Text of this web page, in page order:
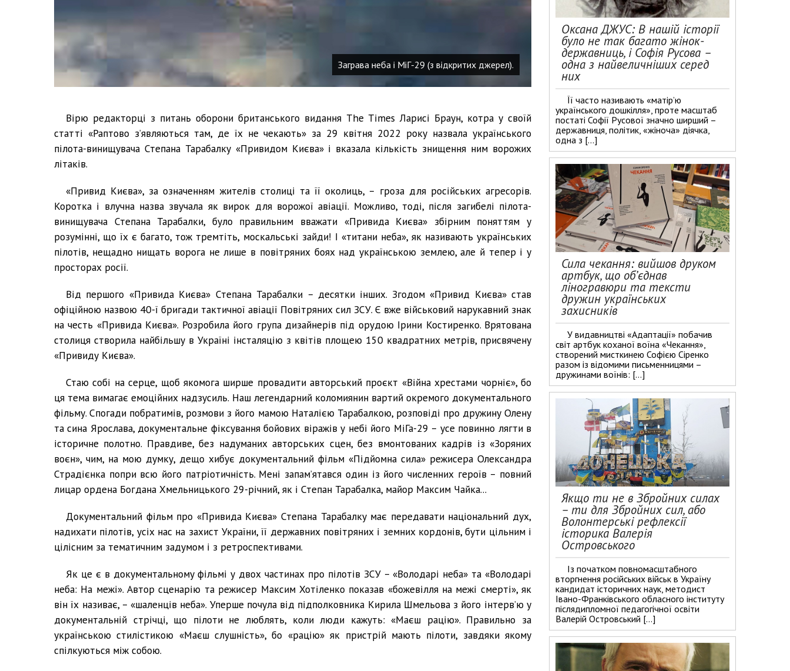
Заграва неба і МіГ-29 (з відкритих джерел).
Вірю редакторці з питань оборони британського видання The Times Ларисі Браун, котра у своїй
статті «Раптово з’являються там, де їх не чекають» за 29 квітня 2022 року назвала українського
пілота-винищувача Степана Тарабалку «Привидом Києва» і вказала кількість знищення ним ворожих
літаків.
«Привид Києва», за означенням жителів столиці та її околиць, – гроза для російських агресорів.
Коротка і влучна назва звучала як вирок для ворожої авіації. Можливо, тоді, після загибелі пілота-
винищувача Степана Тарабалки, було правильним вважати «Привида Києва» збірним поняттям у
розумінні, що їх є багато, тож тремтіть, москальські зайди! І «титани неба», як називають українських
пілотів, нещадно нищать ворога не лише в повітряних боях над українською землею, але й тепер і у
просторах росії.
Від першого «Привида Києва» Степана Тарабалки – десятки інших. Згодом «Привид Києва» став
офіційною назвою 40-ї бригади тактичної авіації Повітряних сил ЗСУ. Є вже військовий нарукавний знак
на честь «Привида Києва». Розробила його група дизайнерів під орудою Ірини Костиренко. Врятована
столиця створила найбільшу в Україні інсталяцію з квітів площею 150 квадратних метрів, присвячену
«Привиду Києва».
Стаю собі на серце, щоб якомога ширше провадити авторський проєкт «Війна хрестами чорніє», бо
ця тема вимагає емоційних надзусиль. Наш легендарний коломиянин вартий окремого документального
фільму. Спогади побратимів, розмови з його мамою Наталією Тарабалкою, розповіді про дружину Олену
та сина Ярослава, документальне фіксування бойових віражів у небі його МіГа-29 – усе повинно лягти в
історичне полотно. Правдиве, без надуманих авторських сцен, без вмонтованих кадрів із «Зоряних
воєн», чим, на мою думку, дещо хибує документальний фільм «Підйомна сила» режисера Олександра
Страдієнка попри всю його патріотичність. Мені запам’ятався один із його численних героїв – повний
лицар ордена Богдана Хмельницького 29-річний, як і Степан Тарабалка, майор Максим Чайка...
Документальний фільм про «Привида Києва» Степана Тарабалку має передавати національний дух,
надихати пілотів, усіх нас на захист України, її державних повітряних і земних кордонів, бути цільним і
цілісним за тематичним задумом і з ретроспективами.
Як це є в документальному фільмі у двох частинах про пілотів ЗСУ – «Володарі неба» та «Володарі
неба: На межі». Автор сценарію та режисер Максим Хотіленко показав «божевілля на межі смерті», як
він їх називає, – «шаленців неба». Уперше почула від підполковника Кирила Шмельова з його інтерв’ю у
документальній стрічці, що пілоти не люблять, коли люди кажуть: «Маєш рацію». Правильно за
українською стилістикою «Маєш слушність», бо «рацію» як пристрій мають пілоти, завдяки якому
спілкуються між собою.
Оксана ДЖУС: В нашій історії
було не так багато жінок-
державниць, і Софія Русова –
одна з найвеличніших серед
них
Її часто називають «матір’ю
українського дошкілля», проте масштаб
постаті Софії Русової значно ширший –
державниця, політик, «жіноча» діячка,
одна з […]
Сила чекання: вийшов друком
артбук, що об’єднав
ліногравюри та тексти
дружин українських
захисників
У видавництві «Адаптації» побачив
світ артбук коханої воїна «Чекання»,
створений мисткинею Софією Сіренко
разом із відомими письменницями –
дружинами воїнів: […]
Якщо ти не в Збройних силах
– ти для Збройних сил, або
Волонтерські рефлексії
історика Валерія
Островського
Із початком повномасштабного
вторгнення російських військ в Україну
кандидат історичних наук, методист
Івано-Франківського обласного інституту
післядипломної педагогічної освіти
Валерій Островський […]